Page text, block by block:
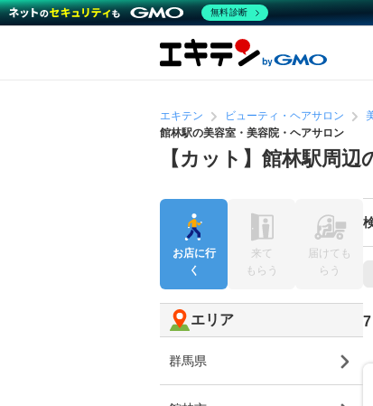
エキテン ビューティ・ヘアサロン
館林駅の美容室・美容院・ヘアサロン
【カット】館林駅周
7
お店に行
く
来て
もらう
届けても
らう
エリア
群馬県
無料診断